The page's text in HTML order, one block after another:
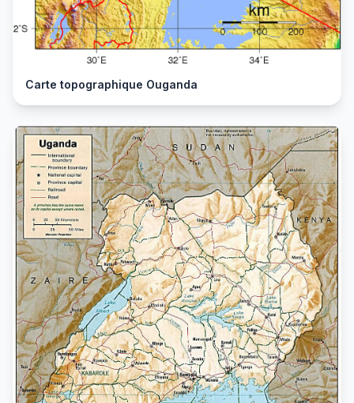
Carte topographique Ouganda